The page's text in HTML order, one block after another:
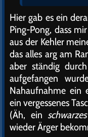
Hier gab es ein
Ping-Pong, dass
aus der Kehler
das alles arg am
aber ständig
aufgefangen
Nahaufnahme ein
ein vergessenes
(Äh, ein schwarzes
wieder Ärger